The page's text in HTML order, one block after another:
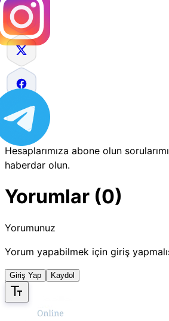
Hesaplarımıza abone olun
haberdar olun.
Yorumlar (0)
Yorumunuz
Yorum yapabilmek için giriş
Giriş Yap Kaydol